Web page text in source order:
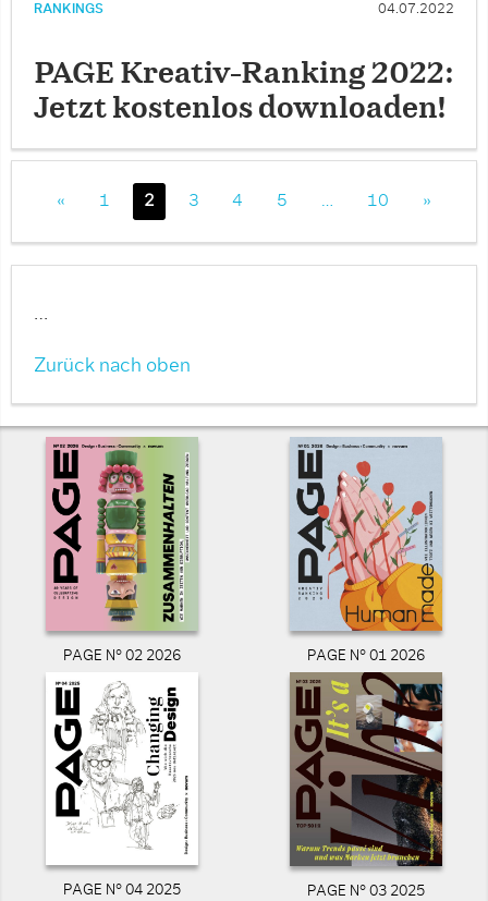
RANKINGS 04.07.2022
PAGE Kreativ-Ranking 2022:
Jetzt kostenlos downloaden!
« 1 2 3 4 5 10 »
Zurück nach oben
PAGE N° 02 2026 PAGE N° 01 2026
PAGE N° 04 2025 PAGE N° 03 2025